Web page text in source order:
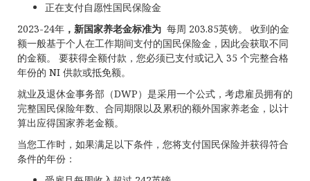
正在支付自愿性国民保险金
2023-24年 ，新国家养老金标准为 每周 203.85英镑。 收到的金
额一般基于个人在工作期间支付的国民保险金，因此会获取不同
的金额。 要获得全额付款，您必须已支付或记入 35 个完整合格
年份的 NI 供款或抵免额。
就业及退休金事务部（DWP）是采用一个公式，考虑雇员拥有的
完整国民保险年数、合同期限以及累积的额外国家养老金，以计
算出应得国家养老金额。
当您工作时，如果满足以下条件，您将支付国民保险并获得符合
条件的年份：